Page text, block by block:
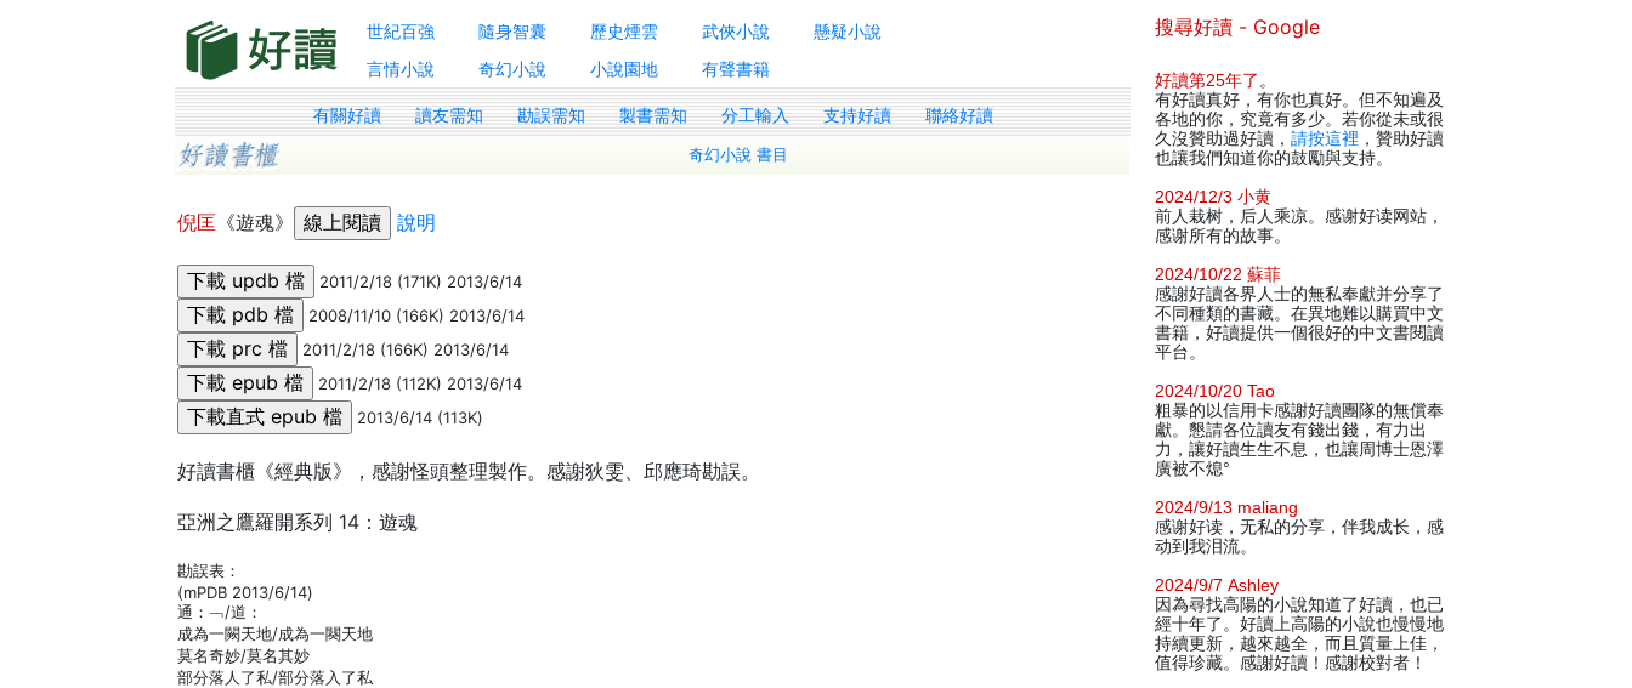
世紀百強 隨身智囊 歷史煙雲 武俠小說
懸疑小說
言情小說
奇幻小說 小說園地 有聲書籍
有關好讀 讀友需知 勘誤需知 製書需知 分工輸入 支持好讀 聯絡好讀
奇幻小說 書目
倪匡 《遊魂》 說明
2011/2/18 (171K) 2013/6/14
2008/11/10 (166K) 2013/6/14
2011/2/18 (166K) 2013/6/14
2011/2/18 (112K) 2013/6/14
2013/6/14 (113K)
好讀書櫃《經典版》，感謝怪頭整理製作。感謝狄雯、邱應琦勘誤。
亞洲之鷹羅開系列 14：遊魂
勘誤表：
(mPDB 2013/6/14)
通：﹁/道：
成為一闕天地/成為一闋天地
莫名奇妙/莫名其妙
部分落人了私/部分落入了私
搜尋好讀 - Google
好讀第25年了 。
有好讀真好，有你也真好。但不知遍及
各地的你，究竟有多少。若你從未或很
久沒贊助過好讀， 請按這裡 ，贊助好讀
也讓我們知道你的鼓勵與支持。
2024/12/3 小黄
前人栽树，后人乘凉。感谢好读网站，
感谢所有的故事。
2024/10/22 蘇菲
感謝好讀各界人士的無私奉獻并分享了
不同種類的書藏。在異地難以購買中文
書籍，好讀提供一個很好的中文書閱讀
平台。
2024/10/20 Tao
粗暴的以信用卡感謝好讀團隊的無償奉
獻。懇請各位讀友有錢出錢，有力出
力，讓好讀生生不息，也讓周博士恩澤
廣被不熄°
2024/9/13 maliang
感谢好读，无私的分享，伴我成长，感
动到我泪流。
2024/9/7 Ashley
因為尋找高陽的小說知道了好讀，也已
經十年了。好讀上高陽的小說也慢慢地
持續更新，越來越全，而且質量上佳，
值得珍藏。感謝好讀！感謝校對者！